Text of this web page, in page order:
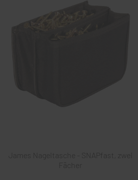
James Nageltasche - SNAPfast, zwei